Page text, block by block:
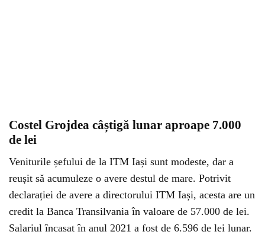
Costel Grojdea câștigă lunar aproape 7.000
de lei
Veniturile șefului de la ITM Iași sunt modeste, dar a
reușit să acumuleze o avere destul de mare. Potrivit
declarației de avere a directorului ITM Iași, acesta are un
credit la Banca Transilvania în valoare de 57.000 de lei.
Salariul încasat în anul 2021 a fost de 6.596 de lei lunar.